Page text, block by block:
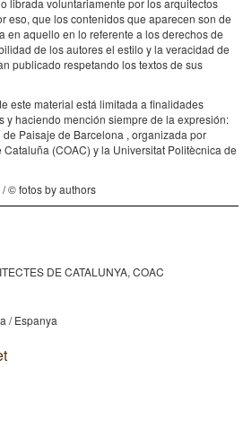
eso, que los contenidos que aparecen son de
en aquello en lo referente a los derechos de
de los autores el estilo y la veracidad de
publicado respetando los textos de sus
este material está limitada a finalidades
y haciendo mención siempre de la expresión:
Paisaje de Barcelona , organizada por
(COAC) y la Universitat Politècnica de
© fotos by authors
DE CATALUNYA, COAC
/ Espanya